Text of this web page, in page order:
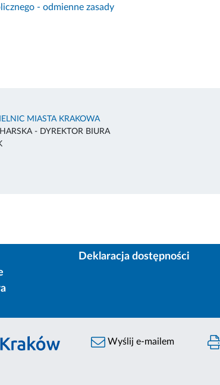
- odmienne zasady
MIASTA KRAKOWA
- DYREKTOR BIURA
Deklaracja dostępności
Wyślij e-mailem